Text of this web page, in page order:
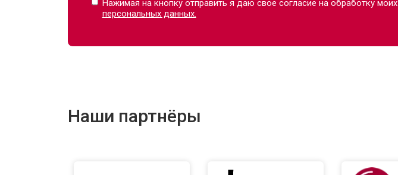
Замена сетевого трансформатора
Нажимая на кнопку отправить я даю свое согласие на обработку моих
персональных данных.
Наши партнёры